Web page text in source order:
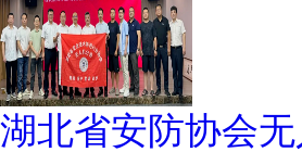
湖北省安防协会